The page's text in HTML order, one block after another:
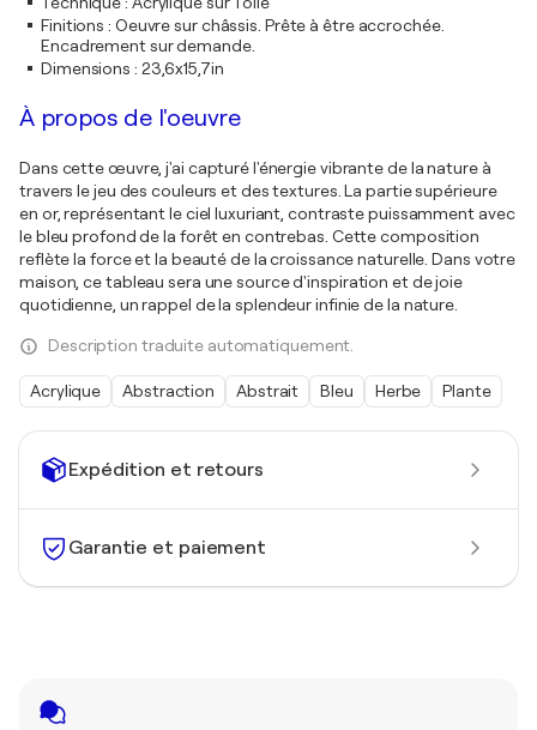
Expédition et retours
Garantie et paiement
Finitions : Oeuvre sur châssis. Prête à être accrochée.
Encadrement sur demande.
Dimensions : 23,6x15,7in
À propos de l'oeuvre
Dans cette œuvre, j'ai capturé l'énergie vibrante de la nature à
travers le jeu des couleurs et des textures. La partie supérieure
en or, représentant le ciel luxuriant, contraste puissamment avec
le bleu profond de la forêt en contrebas. Cette composition
reflète la force et la beauté de la croissance naturelle. Dans votre
maison, ce tableau sera une source d'inspiration et de joie
quotidienne, un rappel de la splendeur infinie de la nature.
Description traduite automatiquement.
Acrylique Abstraction Abstrait Bleu Herbe Plante